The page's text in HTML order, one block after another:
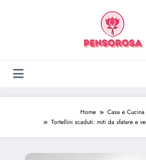
Home
Casa e Cucina
Tortellini scaduti: miti da sfatare e